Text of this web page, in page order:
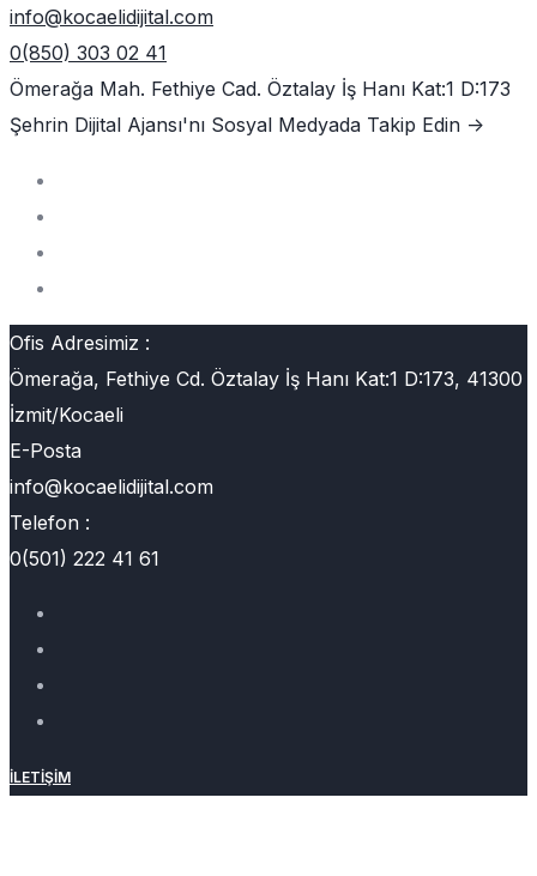
info@kocaelidijital.com
0(850) 303 02 41
Ömerağa Mah. Fethiye Cad. Öztalay İş Hanı Kat:1 D:173
Şehrin Dijital Ajansı'nı Sosyal Medyada Takip Edin ->
Ofis Adresimiz :
Ömerağa, Fethiye Cd. Öztalay İş Hanı Kat:1 D:173, 41300
İzmit/Kocaeli
E-Posta
info@kocaelidijital.com
Telefon :
0(501) 222 41 61
İLETIŞIM